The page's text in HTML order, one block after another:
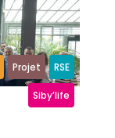
Projet RSE
Siby’life